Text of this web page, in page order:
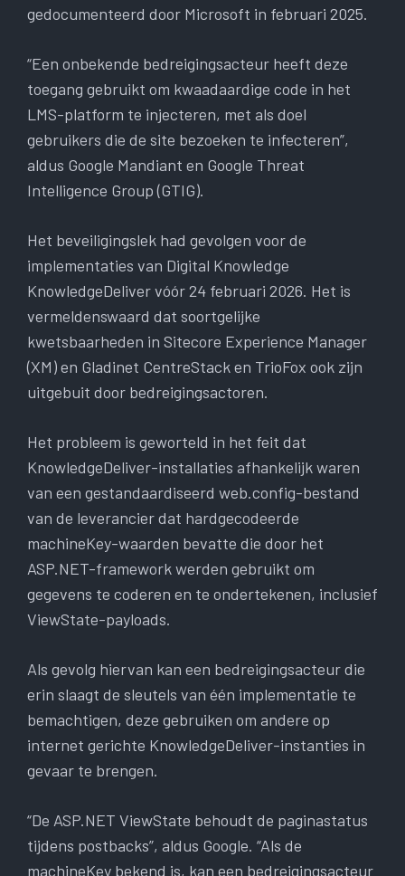
gedocumenteerd door Microsoft in februari 2025.
“Een onbekende bedreigingsacteur heeft deze
toegang gebruikt om kwaadaardige code in het
LMS-platform te injecteren, met als doel
gebruikers die de site bezoeken te infecteren”,
aldus Google Mandiant en Google Threat
Intelligence Group (GTIG).
Het beveiligingslek had gevolgen voor de
implementaties van Digital Knowledge
KnowledgeDeliver vóór 24 februari 2026. Het is
vermeldenswaard dat soortgelijke
kwetsbaarheden in Sitecore Experience Manager
(XM) en Gladinet CentreStack en TrioFox ook zijn
uitgebuit door bedreigingsactoren.
Het probleem is geworteld in het feit dat
KnowledgeDeliver-installaties afhankelijk waren
van een gestandaardiseerd web.config-bestand
van de leverancier dat hardgecodeerde
machineKey-waarden bevatte die door het
ASP.NET-framework werden gebruikt om
gegevens te coderen en te ondertekenen, inclusief
ViewState-payloads.
Als gevolg hiervan kan een bedreigingsacteur die
erin slaagt de sleutels van één implementatie te
bemachtigen, deze gebruiken om andere op
internet gerichte KnowledgeDeliver-instanties in
gevaar te brengen.
“De ASP.NET ViewState behoudt de paginastatus
tijdens postbacks”, aldus Google. “Als de
machineKey bekend is, kan een bedreigingsacteur